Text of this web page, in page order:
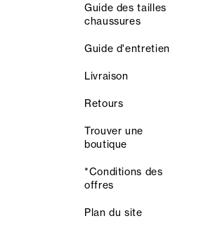
Guide des tailles
chaussures
Guide d'entretien
Livraison
Retours
Trouver une
boutique
*Conditions des
offres
Plan du site